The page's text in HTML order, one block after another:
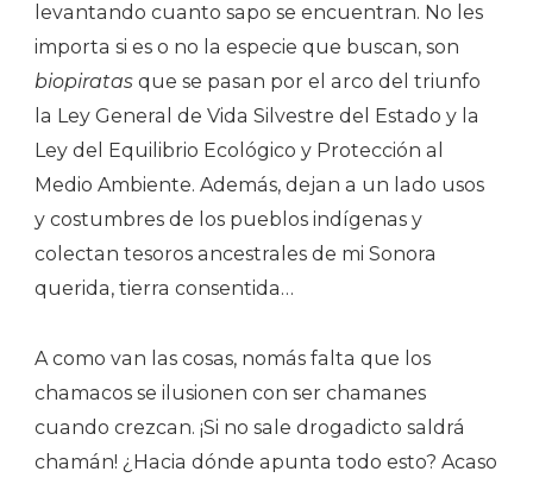
levantando cuanto sapo se encuentran. No les
importa si es o no la especie que buscan, son
biopiratas que se pasan por el arco del triunfo
la Ley General de Vida Silvestre del Estado y la
Ley del Equilibrio Ecológico y Protección al
Medio Ambiente. Además, dejan a un lado usos
y costumbres de los pueblos indígenas y
colectan tesoros ancestrales de mi Sonora
querida, tierra consentida…
A como van las cosas, nomás falta que los
chamacos se ilusionen con ser chamanes
cuando crezcan. ¡Si no sale drogadicto saldrá
chamán! ¿Hacia dónde apunta todo esto? Acaso